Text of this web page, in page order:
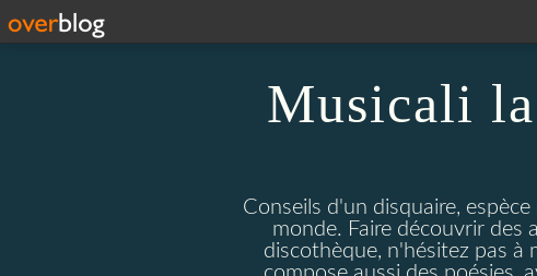
Musicali
Conseils d'un disquaire,
monde. Faire découvrir des
discothèque, n'hésitez pas à